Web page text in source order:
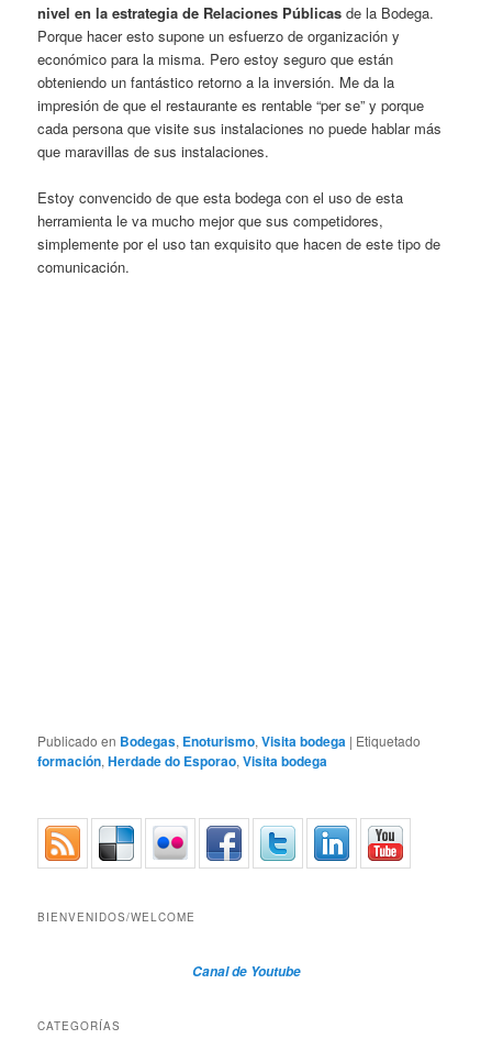
nivel en la estrategia de Relaciones Públicas de la Bodega.
Porque hacer esto supone un esfuerzo de organización y
económico para la misma. Pero estoy seguro que están
obteniendo un fantástico retorno a la inversión. Me da la
impresión de que el restaurante es rentable “per se” y porque
cada persona que visite sus instalaciones no puede hablar más
que maravillas de sus instalaciones.
Estoy convencido de que esta bodega con el uso de esta
herramienta le va mucho mejor que sus competidores,
simplemente por el uso tan exquisito que hacen de este tipo de
comunicación.
Publicado en Bodegas, Enoturismo,Visita bodega | Etiquetado
formación,Herdade do Esporao,Visita bodega
BIENVENIDOS/WELCOME
Canal de Youtube
CATEGORÍAS